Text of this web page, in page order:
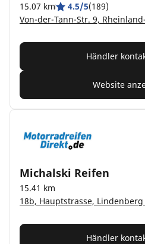
15.07 km 4.5/5(189)
Händler
Website
Michalski Reifen
15.41 km
18b, Hauptstrasse, Lindenberg
Händler